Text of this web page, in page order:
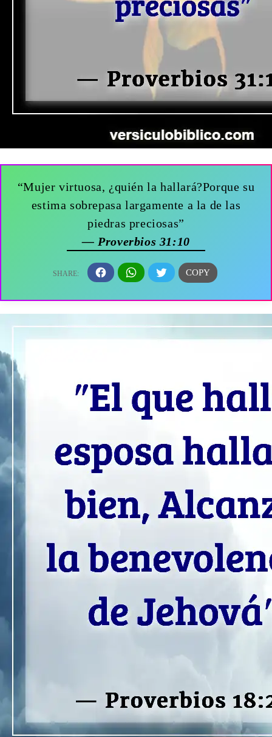
“Mujer virtuosa, ¿quién la hallará?Porque su
estima sobrepasa largamente a la de las
piedras preciosas”
— Proverbios 31:10